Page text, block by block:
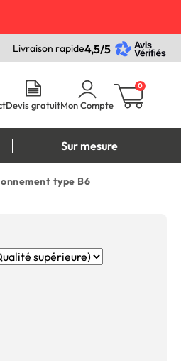
Livraison rapide4,5/5
Devis gratuitMon Compte
0
Sur mesure
type B6